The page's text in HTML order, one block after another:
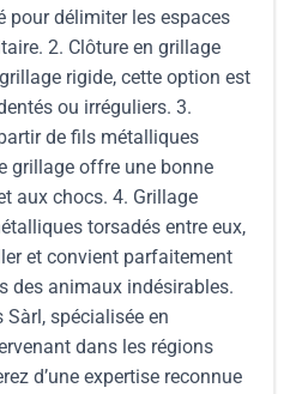
pour délimiter les espaces
2. Clôture en grillage
rigide, cette option est
ou irréguliers. 3.
de fils métalliques
grillage offre une bonne
aux chocs. 4. Grillage
torsadés entre eux,
et convient parfaitement
des animaux indésirables.
spécialisée en
dans les régions
d’une expertise reconnue